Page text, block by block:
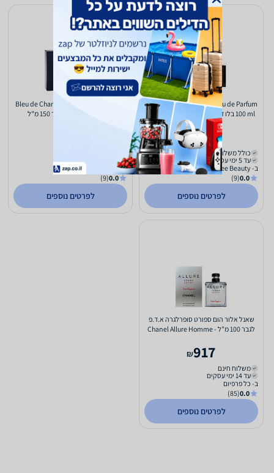
Chanel Bleu de Chanel Eau de Parfum
100 ml בלו דה שאנל אדפ לגבר 100 מ"ל
775
₪
כולל משלוח (₪29)
עד 5 ימי עסקים
ב- Tax Free Beauty
0.0
(9)
לפרטים נוספים
Bleu de Chanel Eau de Parfum 150 ml
בלו דה שאנל אדפ לגבר 150 מ"ל
עד 5 ימי עסקים
ב- Tax Free Beauty
0.0
(9)
לפרטים נוספים
שאנל אלור הום ספורט סופרלגרה א.ד.פ
לגבר 100 מ"ל - Chanel Allure Homme
917
₪
משלוח חינם
עד 14 ימי עסקים
ב- כל פרפיום
0.0
(85)
לפרטים נוספים